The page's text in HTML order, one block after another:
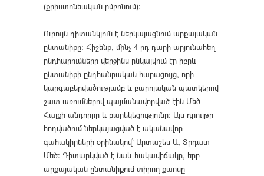
(քրիստոնեական ըմբռնում):
Ուրույն դիտանկյուն է ներկայացնում արքայական
ընտանիքը: Հիշենք, մինչ 4-րդ դարի արյունահեղ
ընդհարումները վերջինս ընկալվում էր իբրև
ընտանիքի ընդհանրական հարացույց, որի
կարգաբերվածությամբ և բարոյական պատկերով
շատ առումներով պայմանավորված էին Մեծ
Հայքի անդորրը և բարեկեցությունը: Այս դրույթը
հոդվածում ներկայացված է ականավոր
գահակիրների օրինակով՝ Արտաշես Ա, Տրդատ
Մեծ: Դիտարկված է նաև հակավիճակը, երբ
արքայական ընտանիքում տիրող քաոսը